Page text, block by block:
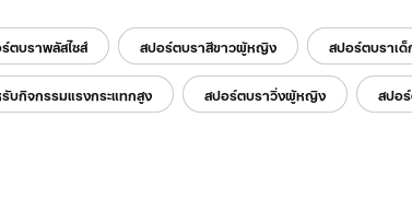
ตบราพลัสไซส์ สปอร์ตบราสีขาวผู้หญิง สปอร์ตบราเด็
บกิจกรรมแรงกระแทกสูง สปอร์ตบราวิ่งผู้หญิง สปอ